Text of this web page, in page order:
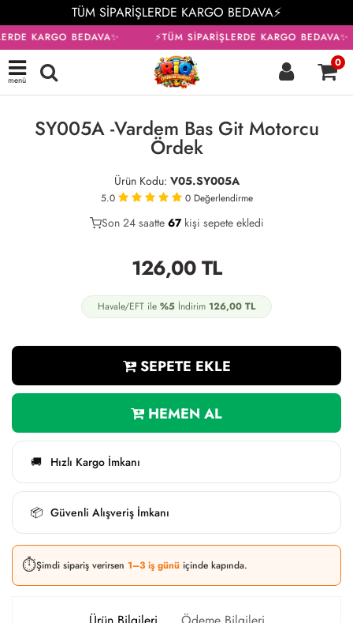
TÜM SİPARİŞLERDE KARGO BEDAVA⚡
KARGO BEDAVA✨ ⚡TÜM SİPARİŞLERDE KARGO BEDAVA✨
menü
0
SY005A -Vardem Bas Git Motorcu
Ördek
Ürün Kodu: V05.SY005A
5.0 0 Değerlendirme
32
Son 24 saatte 67kişi sepete ekledi
20
126,00TL
Havale/EFT ile %5 İndirim 126,00 TL
SEPETE EKLE
HEMEN AL
🚚 Hızlı Kargo İmkanı
📦 Güvenli Alışveriş İmkanı
⏱️Şimdi sipariş verirsen 1–3 iş günü içinde kapında.